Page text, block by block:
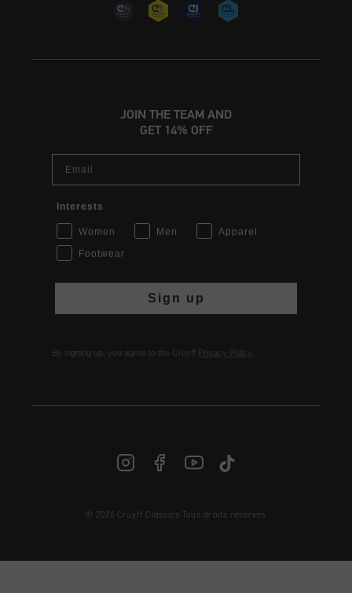
FR | € EUR
JOIN THE TEAM AND
GET 14% OFF
Interests
Women Men
Apparel
Footwear
Sign up
By signing up, you agree to the Cruyff Privacy Policy
© 2026 Cruyff Classics Tous droits réservés